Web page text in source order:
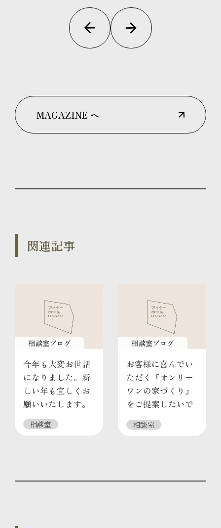
MAGAZINE へ
関連記事
相談室ブログ
今年も大変お世話
になりました。新
しい年も宜しくお
願いいたします。
相談室
相談室ブログ
お客様に喜んでい
ただく『オンリー
ワンの家づくり』
をご提案したいで
す
相談室